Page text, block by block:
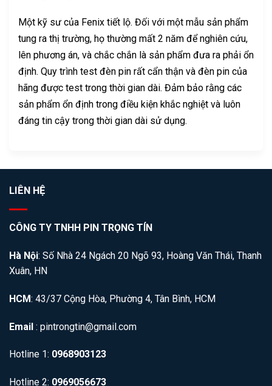
Một kỹ sư của Fenix tiết lộ. Đối với một mẫu sản phẩm
tung ra thị trường, họ thường mất 2 năm để nghiên cứu,
lên phương án, và chắc chắn là sản phẩm đưa ra phải ổn
định. Quy trình test đèn pin rất cẩn thận và đèn pin của
hãng được test trong thời gian dài. Đảm bảo rằng các
sản phẩm ổn định trong điều kiện khắc nghiệt và luôn
đáng tin cậy trong thời gian dài sử dụng.
LIÊN HỆ
CÔNG TY TNHH PIN TRỌNG TÍN
Hà Nội: Số Nhà 24 Ngách 20 Ngõ 93, Hoàng Văn Thái, Thanh
Xuân, HN
HCM: 43/37 Cộng Hòa, Phường 4, Tân Bình, HCM
Email : pintrongtin@gmail.com
Hotline 1: 0968903123
Hotline 2: 0969056673